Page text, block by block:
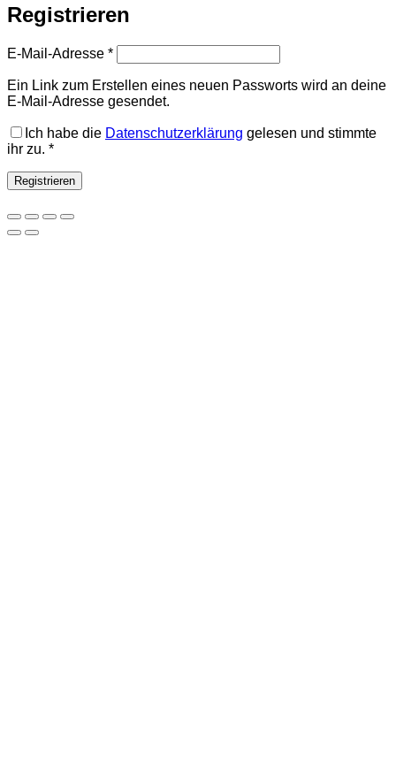
Registrieren
E-Mail-Adresse *Erforderlich
Ein Link zum Erstellen eines neuen Passworts wird an deine
E-Mail-Adresse gesendet.
Ich habe die Datenschutzerklärung gelesen und stimmte
ihr zu. *
Registrieren